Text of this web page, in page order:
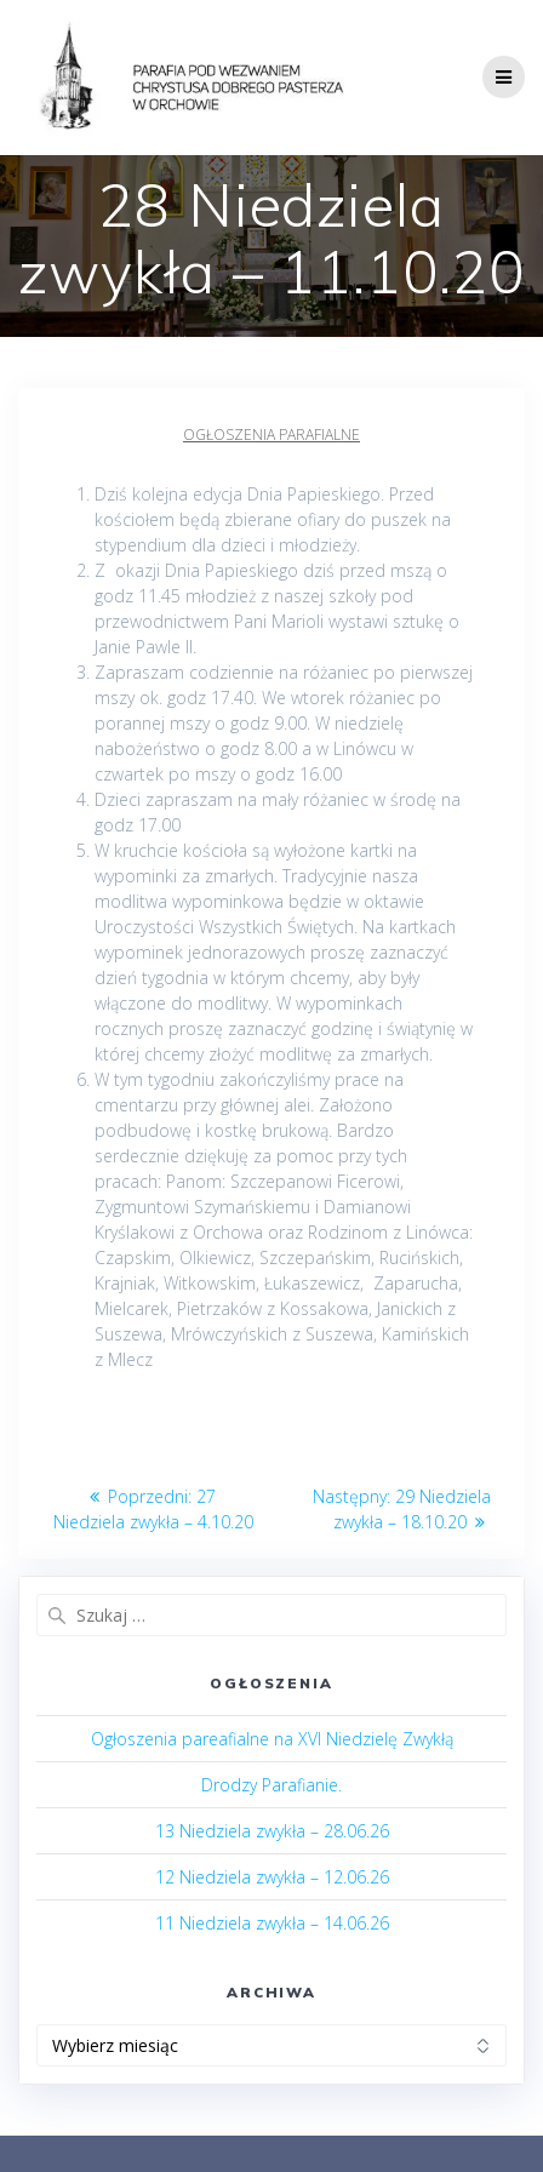
28 Niedziela
zwykła – 11.10.20
OGŁOSZENIA PARAFIALNE
Dziś kolejna edycja Dnia Papieskiego. Przed
kościołem będą zbierane ofiary do puszek na
stypendium dla dzieci i młodzieży.
Z okazji Dnia Papieskiego dziś przed mszą o
godz 11.45 młodzież z naszej szkoły pod
przewodnictwem Pani Marioli wystawi sztukę o
Janie Pawle II.
Zapraszam codziennie na różaniec po pierwszej
mszy ok. godz 17.40. We wtorek różaniec po
porannej mszy o godz 9.00. W niedzielę
nabożeństwo o godz 8.00 a w Linówcu w
czwartek po mszy o godz 16.00
Dzieci zapraszam na mały różaniec w środę na
godz 17.00
W kruchcie kościoła są wyłożone kartki na
wypominki za zmarłych. Tradycyjnie nasza
modlitwa wypominkowa będzie w oktawie
Uroczystości Wszystkich Świętych. Na kartkach
wypominek jednorazowych proszę zaznaczyć
dzień tygodnia w którym chcemy, aby były
włączone do modlitwy. W wypominkach
rocznych proszę zaznaczyć godzinę i świątynię w
której chcemy złożyć modlitwę za zmarłych.
W tym tygodniu zakończyliśmy prace na
cmentarzu przy głównej alei. Założono
podbudowę i kostkę brukową. Bardzo
serdecznie dziękuję za pomoc przy tych
pracach: Panom: Szczepanowi Ficerowi,
Zygmuntowi Szymańskiemu i Damianowi
Kryślakowi z Orchowa oraz Rodzinom z Linówca:
Czapskim, Olkiewicz, Szczepańskim, Rucińskich,
Krajniak, Witkowskim, Łukaszewicz, Zaparucha,
Mielcarek, Pietrzaków z Kossakowa, Janickich z
Suszewa, Mrówczyńskich z Suszewa, Kamińskich
z Mlecz
Nawigacja
wpisu
Poprzedni: Poprzedni
post:
27
Niedziela zwykła – 4.10.20
Następny: Następny
post:
29 Niedziela
zwykła – 18.10.20
OGŁOSZENIA
Ogłoszenia pareafialne na XVI Niedzielę Zwykłą
Drodzy Parafianie.
13 Niedziela zwykła – 28.06.26
12 Niedziela zwykła – 12.06.26
11 Niedziela zwykła – 14.06.26
ARCHIWA